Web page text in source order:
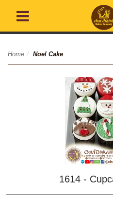
Home / Noel Cake
1614 -